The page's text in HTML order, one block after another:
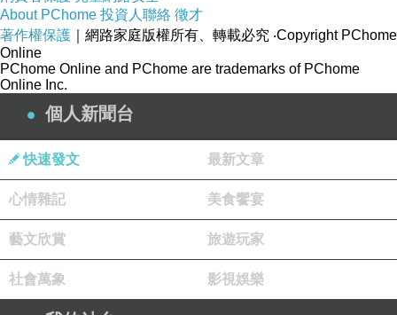
About PChome 投資人聯絡 徵才
著作權保護 ｜網路家庭版權所有、轉載必究 ‧Copyright PChome
Online
PChome Online and PChome are trademarks of PChome
Online Inc.
個人新聞台
快速發文 最新文章
心情雜記 美食饗宴
藝文欣賞 旅遊玩家
社會萬象 影視娛樂